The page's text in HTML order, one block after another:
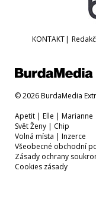
KONTAKT|
© 2026 BurdaMedia
Apetit | Elle | Marianne
Svět Ženy | Chip
Volná místa | Inzerce
Všeobecné obchodní
Zásady ochrany
Cookies zásady